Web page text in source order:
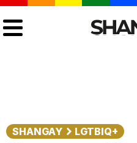
SHANGAY LGTBIQ+